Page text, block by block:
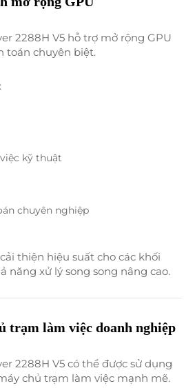
2288H V5 hỗ trợ mở rộng GPU
toán chuyên biệt.
kỹ thuật
chuyên nghiệp
thiện hiệu suất cho các khối
năng xử lý song song nâng cao.
trạm làm việc doanh nghiệp
2288H V5 có thể được sử dụng
chủ trạm làm việc mạnh mẽ.